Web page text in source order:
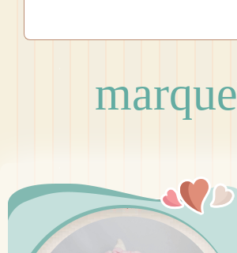
marque